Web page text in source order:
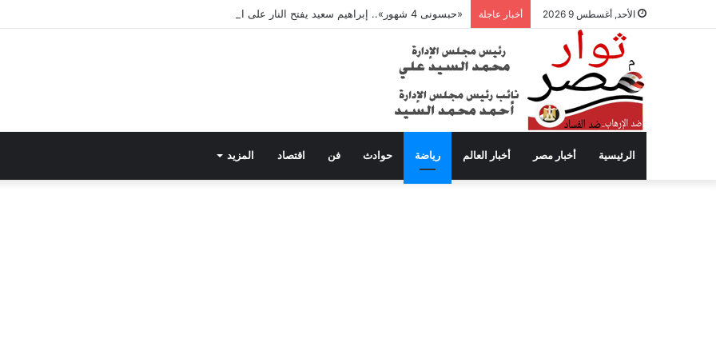
الأحد, أغسطس 9 2026 أخبار عاجلة «حبسونى 4 شهور».. إبراهيم سعيد يفتح النار على ابنتيه: والله ما مسامحكم
الرئيسية أخبار مصر أخبار العالم رياضة حوادث فن اقتصاد المزيد